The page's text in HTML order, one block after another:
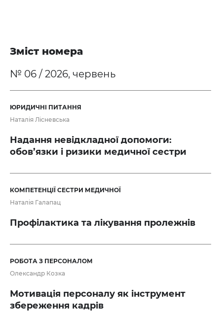
Зміст номера
№ 06 / 2026, червень
ЮРИДИЧНІ ПИТАННЯ
Наталія Лісневська
Надання невідкладної допомоги:
обов’язки і ризики медичної сестри
КОМПЕТЕНЦІЇ СЕСТРИ МЕДИЧНОЇ
Наталія Галапац
Профілактика та лікування пролежнів
РОБОТА З ПЕРСОНАЛОМ
Олександр Козка
Мотивація персоналу як інструмент
збереження кадрів